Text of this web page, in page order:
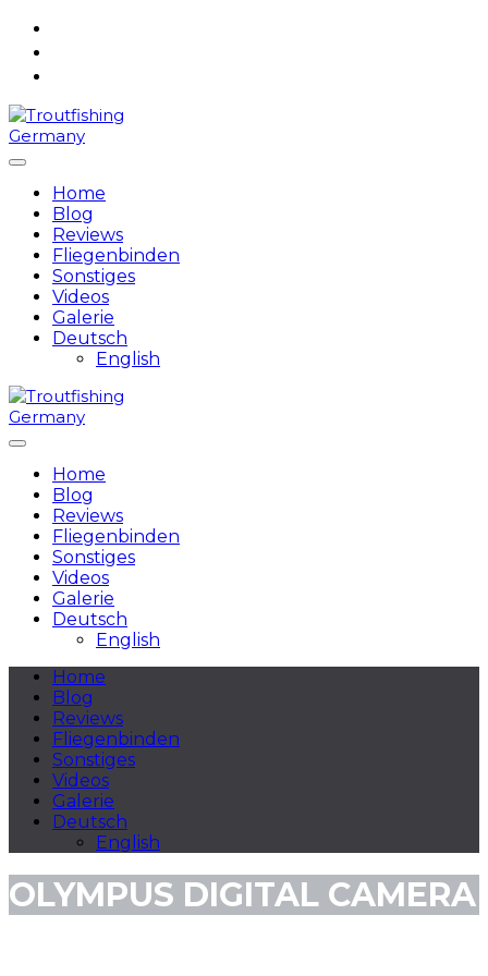
Skip
Home
Blog
Reviews
Fliegenbinden
Sonstiges
Videos
Galerie
Deutsch
English
Home
Blog
Reviews
Fliegenbinden
Sonstiges
Videos
Galerie
Deutsch
English
Home
Blog
Reviews
Fliegenbinden
Sonstiges
Videos
Galerie
Deutsch
English
OLYMPUS DIGITAL CAMERA